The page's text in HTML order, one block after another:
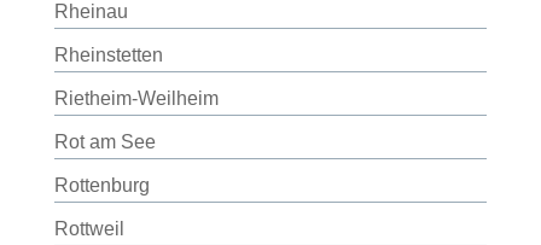
Rheinau
Rheinstetten
Rietheim-Weilheim
Rot am See
Rottenburg
Rottweil